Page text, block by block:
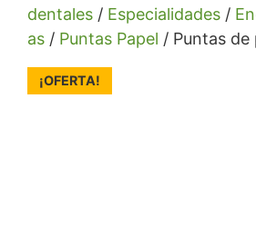
dentales / Especialidades /
as / Puntas Papel / Puntas de
¡OFERTA!